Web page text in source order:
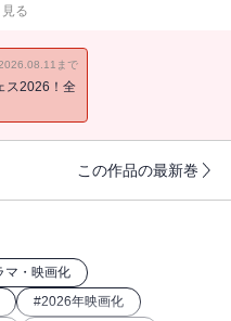
駆け引き、脱獄浪漫編も収
る
まで
ス2026！全
この作品の最新巻
マ・映画化
#2026年映画化